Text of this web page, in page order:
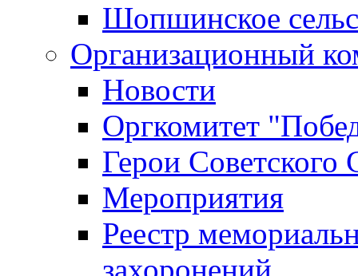
Шопшинское
Организационный
Новости
Оргкомитет
Герои Советского
Мероприятия
Реестр